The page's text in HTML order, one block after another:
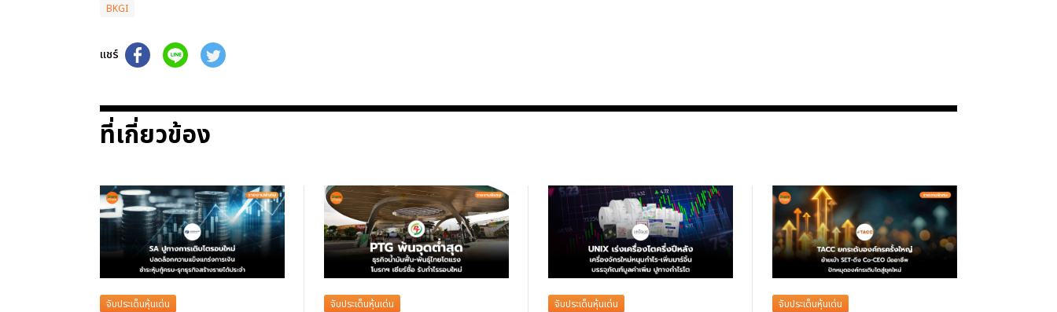
BKGI
แชร์
ที่เกี่ยวข้อง
จับประเด็นหุ้นเด่น จับประเด็นหุ้นเด่น จับประเด็นหุ้นเด่น จับประเด็นหุ้นเด่น